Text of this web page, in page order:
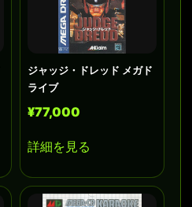
ジャッジ・ドレッド メガド
ライブ
¥77,000
詳細を見る